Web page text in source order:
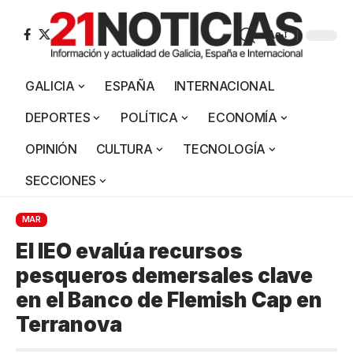
Aa
GALICIA ESPAÑA
INTERNACIONAL
DEPORTES
POLÍTICA
ECONOMÍA
OPINIÓN
CULTURA
TECNOLOGÍA
SECCIONES
MAR
El IEO evalúa recursos
pesqueros demersales clave
en el Banco de Flemish Cap en
Terranova